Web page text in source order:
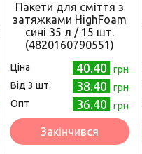
Пакети для сміття з
затяжками HighFoam
сині 35 л / 15 шт.
(4820160790551)
Ціна 40.40
грн
Від 3 шт.
38.40
грн
Опт
36.40 грн
Закінчився